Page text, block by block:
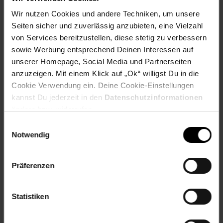
Wir nutzen Cookies und andere Techniken, um unsere
Seiten sicher und zuverlässig anzubieten, eine Vielzahl
von Services bereitzustellen, diese stetig zu verbessern
sowie Werbung entsprechend Deinen Interessen auf
unserer Homepage, Social Media und Partnerseiten
anzuzeigen. Mit einem Klick auf „Ok“ willigst Du in die
Cookie Verwendung ein. Deine Cookie-Einstellungen
kannst Du jederzeit in den Datenschutzinformationen
Notwendig
Präferenzen
Statistiken
hochwertige Speicherlösung, die Ihre Arbeits- und Spielwelt
deutlich beschleunigt. Erleben Sie, wie Ihre Anwendungen
schneller starten, Dateien im Handumdrehen übertragen
werden und Ihr System insgesamt reaktionsschneller wird.
Für alle, die Wert auf Qualität und Leistung legen, ist diese
SSD die perfekte Wahl.LieferumfangM.2 SSD Festplatte
Artikelnummer: 3096463000
EAN: 3126170170781
Artikel gehört zur Kategorie:Festplatten & Speicher